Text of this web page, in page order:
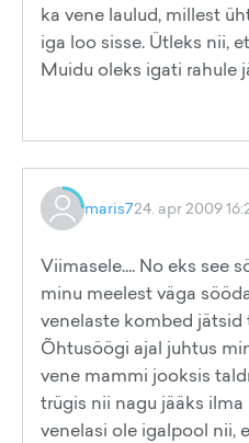
ka vene laulud, millest
iga loo sisse. Ütleks nii,
Muidu oleks igati rahule
maris724. apr 2009
Viimasele.... No eks see
minu meelest väga
venelaste kombed jätsid
Õhtusöögi ajal juhtus
vene mammi jooksis
trügis nii nagu jääks
venelasi ole igalpool nii,